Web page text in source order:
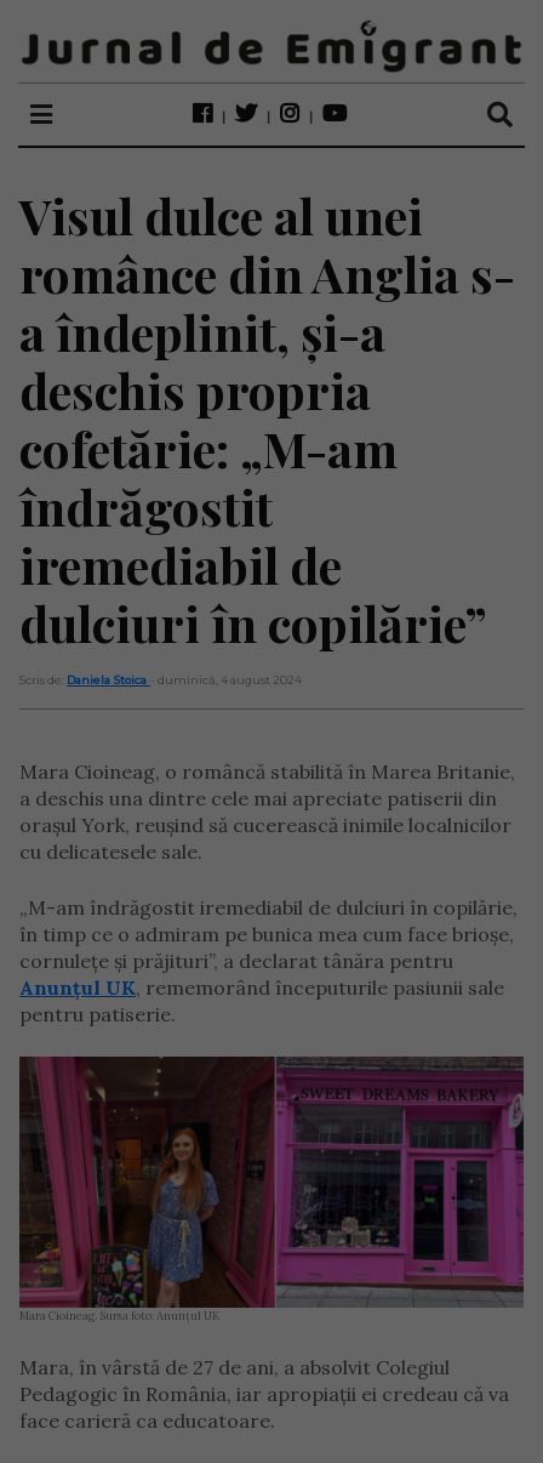
Visul dulce al unei
românce din Anglia s-
a îndeplinit, și-a
deschis propria
cofetărie: „M-am
îndrăgostit
iremediabil de
dulciuri în copilărie”
Scris de: Daniela Stoica - duminică, 4 august 2024
Mara Cioineag, o româncă stabilită în Marea Britanie,
a deschis una dintre cele mai apreciate patiserii din
orașul York, reușind să cucerească inimile localnicilor
cu delicatesele sale.
„M-am îndrăgostit iremediabil de dulciuri în copilărie,
în timp ce o admiram pe bunica mea cum face brioșe,
cornulețe și prăjituri”, a declarat tânăra pentru
Anunțul UK, rememorând începuturile pasiunii sale
pentru patiserie.
Mara Cioineag. Sursa foto: Anunțul UK
Mara, în vârstă de 27 de ani, a absolvit Colegiul
Pedagogic în România, iar apropiații ei credeau că va
face carieră ca educatoare.